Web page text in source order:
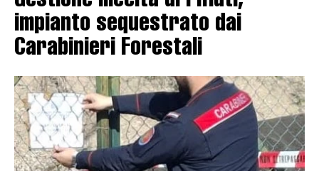
impianto sequestrato dai
Carabinieri Forestali